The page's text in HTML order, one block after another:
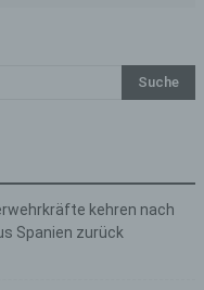
kehren nach
Spanien zurück